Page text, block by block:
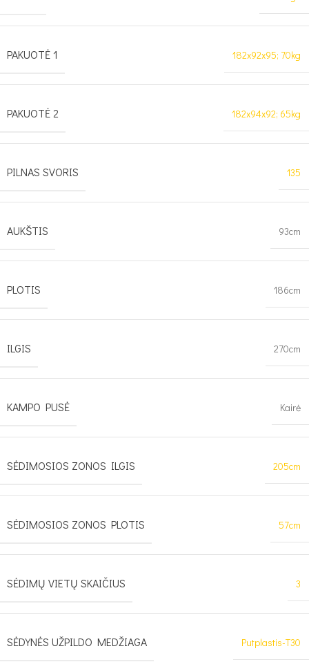
PAKUOTĖ 1 182x92x95; 70kg
PAKUOTĖ 2 182x94x92; 65kg
PILNAS SVORIS 135
AUKŠTIS 93cm
PLOTIS 186cm
ILGIS 270cm
KAMPO PUSĖ Kairė
SĖDIMOSIOS ZONOS ILGIS 205cm
SĖDIMOSIOS ZONOS PLOTIS 57cm
SĖDIMŲ VIETŲ SKAIČIUS 3
SĖDYNĖS UŽPILDO MEDŽIAGA Putplastis-T30